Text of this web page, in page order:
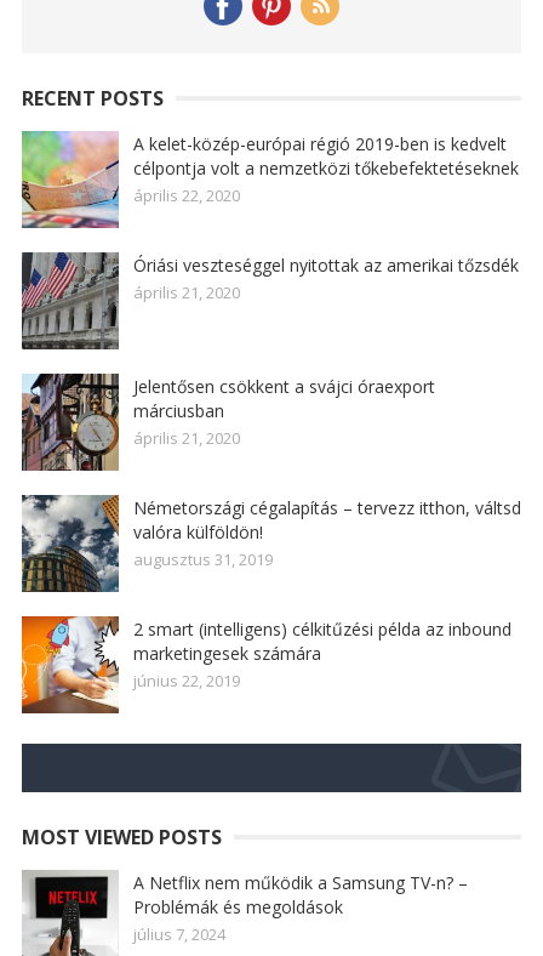
RECENT POSTS
A kelet-közép-európai régió 2019-ben is kedvelt
célpontja volt a nemzetközi tőkebefektetéseknek
április 22, 2020
Óriási veszteséggel nyitottak az amerikai tőzsdék
április 21, 2020
Jelentősen csökkent a svájci óraexport
márciusban
április 21, 2020
Németországi cégalapítás – tervezz itthon, váltsd
valóra külföldön!
augusztus 31, 2019
2 smart (intelligens) célkitűzési példa az inbound
marketingesek számára
június 22, 2019
MOST VIEWED POSTS
A Netflix nem működik a Samsung TV-n? –
Problémák és megoldások
július 7, 2024